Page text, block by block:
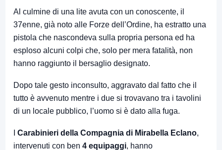
Al culmine di una lite avuta con un conoscente, il
37enne, già noto alle Forze dell’Ordine, ha estratto una
pistola che nascondeva sulla propria persona ed ha
esploso alcuni colpi che, solo per mera fatalità, non
hanno raggiunto il bersaglio designato.
Dopo tale gesto inconsulto, aggravato dal fatto che il
tutto è avvenuto mentre i due si trovavano tra i tavolini
di un locale pubblico, l’uomo si è dato alla fuga.
Carabinieri della Compagnia di Mirabella Eclano,
intervenuti con ben 4 equipaggi, hanno